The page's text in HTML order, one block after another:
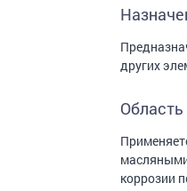
других
коррозии